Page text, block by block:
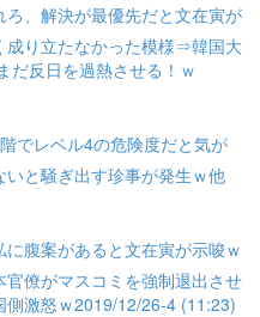
、解決が最優先だと文在寅が
成り立たなかった模様⇒韓国大
だ反日を過熱させる！ｗ
でレベル4の危険度だと気が
と騒ぎ出す珍事が発生ｗ他
腹案があると文在寅が示唆ｗ
僚がマスコミを強制退出させ
側激怒ｗ2019/12/26-4 (11:23)